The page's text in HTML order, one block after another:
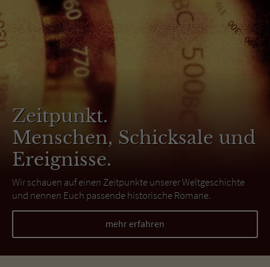
Zeitpunkt.
Menschen, Schicksale und
Ereignisse.
Wir schauen auf einen Zeitpunkte unserer Weltgeschichte
und nennen Euch passende historische Romane.
mehr erfahren